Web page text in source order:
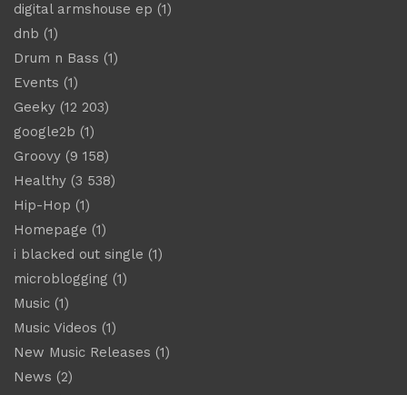
digital armshouse ep (1)
dnb (1)
Drum n Bass (1)
Events (1)
Geeky (12 203)
google2b (1)
Groovy (9 158)
Healthy (3 538)
Hip-Hop (1)
Homepage (1)
i blacked out single (1)
microblogging (1)
Music (1)
Music Videos (1)
New Music Releases (1)
News (2)